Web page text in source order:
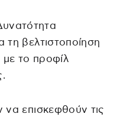
βελτιστοποίηση
το προφίλ
επισκεφθούν τις